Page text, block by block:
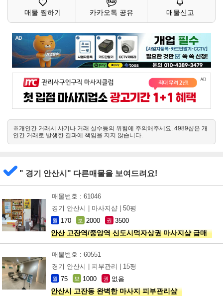
매물 찜하기 카카오톡 공유 매물신고
※개인간 거래시 사기나 거래 실수등의 위험에 주의해주세요. 4989샵은 개
인간 거래로 발생한 결과에 책임을 지지 않습니다.
" 경기 안산시" 다른매물을 보여드려요!
매물번호 : 61046
경기 안산시 |
마사지샵 | 50평
월 170 보 2000 권 3500
안산 고잔역/중앙역 신도시먹자상권 마사지샵 급매
매물번호 : 60551
경기 안산시 |
피부관리 | 15평
월 75 보 1000 권 없음
안산시 고잔동 완벽한 마사지 피부관리샾